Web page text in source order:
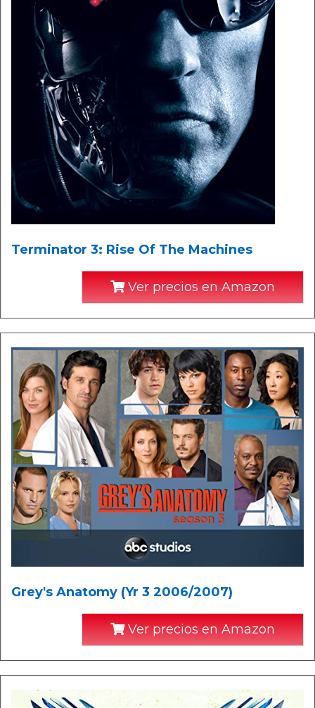
Terminator 3: Rise Of The Machines
Ver precios en Amazon
Grey's Anatomy (Yr 3 2006/2007)
Ver precios en Amazon